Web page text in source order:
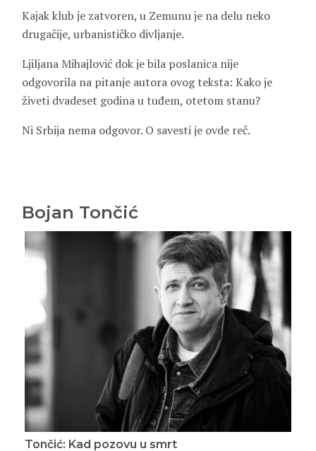
Kajak klub je zatvoren, u Zemunu je na delu neko
drugačije, urbanističko divljanje.
Ljiljana Mihajlović dok je bila poslanica nije
odgovorila na pitanje autora ovog teksta: Kako je
živeti dvadeset godina u tuđem, otetom stanu?
Ni Srbija nema odgovor. O savesti je ovde reč.
Bojan Tončić
Tončić: Kad pozovu u smrt